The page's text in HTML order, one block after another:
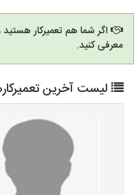
اگر شما هم تعمیرکار
معرفی کنید.
لیست آخرین